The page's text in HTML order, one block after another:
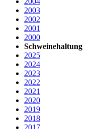
2003
2002
2001
2000
Schweinehaltung
2025
2024
2023
2022
2021
2020
2019
2018